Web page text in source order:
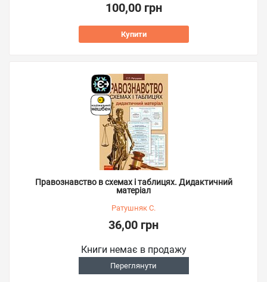
100,00 грн
Купити
Правознавство в схемах і таблицях. Дидактичний
матеріал
Ратушняк С.
36,00 грн
Книги немає в продажу
Переглянути